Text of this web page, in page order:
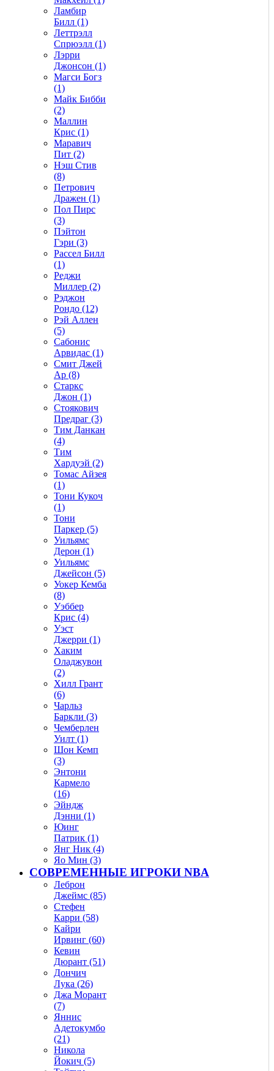
Ламбир
Билл (1)
Леттрэлл
Спрюэлл (1)
Лэрри
Джонсон (1)
Магси Богз
(1)
Майк Бибби
(2)
Маллин
Крис (1)
Маравич
Пит (2)
Нэш Стив
(8)
Петрович
Дражен (1)
Пол Пирс
(3)
Пэйтон
Гэри (3)
Рассел Билл
(1)
Реджи
Миллер (2)
Рэджон
Рондо (12)
Рэй Аллен
(5)
Сабонис
Арвидас (1)
Смит Джей
Ар (8)
Старкс
Джон (1)
Стоякович
Предраг (3)
Тим Данкан
(4)
Тим
Хардуэй (2)
Томас Айзея
(1)
Тони Кукоч
(1)
Тони
Паркер (5)
Уильямс
Дерон (1)
Уильямс
Джейсон (5)
Уокер Кемба
(8)
Уэббер
Крис (4)
Уэст
Джерри (1)
Хаким
Оладжувон
(2)
Хилл Грант
(6)
Чарльз
Баркли (3)
Чемберлен
Уилт (1)
Шон Кемп
(3)
Энтони
Кармело
(16)
Эйндж
Дэнни (1)
Юинг
Патрик (1)
Янг Ник (4)
Яо Мин (3)
СОВРЕМЕННЫЕ ИГРОКИ NBA
Леброн
Джеймс (85)
Стефен
Карри (58)
Кайри
Ирвинг (60)
Кевин
Дюрант (51)
Дончич
Лука (26)
Джа Морант
(7)
Яннис
Адетокумбо
(21)
Никола
Йокич (5)